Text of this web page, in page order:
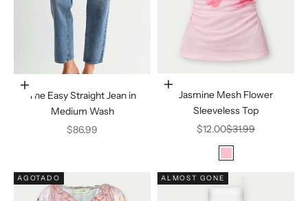
Elige opciones
The Easy Straight Jean in
Medium Wash
Precio de oferta
$86.99
Elige opciones
Jasmine Mesh Flower
Sleeveless Top
Precio de oferta
$12.00Precio normal
$31.99
Pink
AGOTADO ALMOST GONE